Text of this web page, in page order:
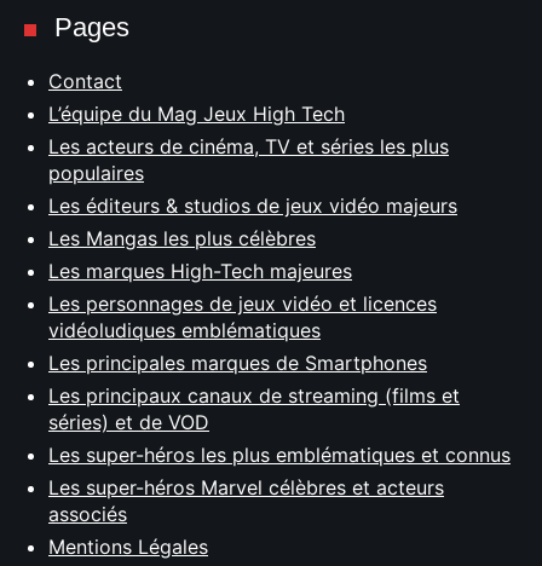
Pages
Contact
L’équipe du Mag Jeux High Tech
Les acteurs de cinéma, TV et séries les plus
populaires
Les éditeurs & studios de jeux vidéo majeurs
Les Mangas les plus célèbres
Les marques High-Tech majeures
Les personnages de jeux vidéo et licences
vidéoludiques emblématiques
Les principales marques de Smartphones
Les principaux canaux de streaming (films et
séries) et de VOD
Les super-héros les plus emblématiques et connus
Les super-héros Marvel célèbres et acteurs
associés
Mentions Légales